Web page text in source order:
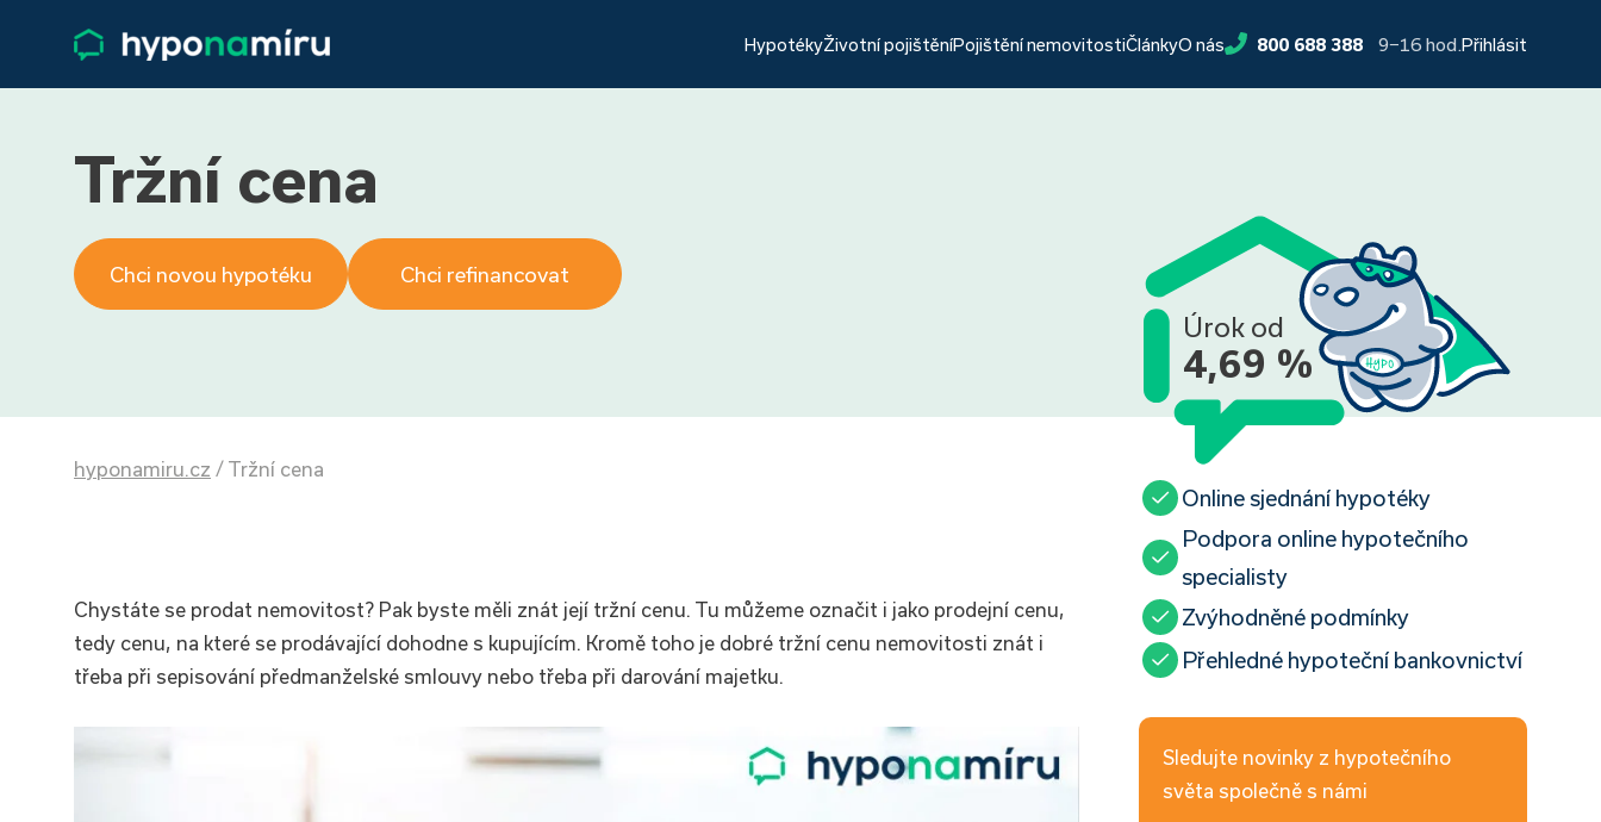
HypotékyŽivotní pojištěníPojištění nemovitostiČlánkyO nás 800 688 388 9−16 hod. Přihlásit
Tržní cena
Chci novou hypotéku Chci refinancovat
Úrok od
4,69 %
hyponamiru.cz / Tržní cena
Chystáte se prodat nemovitost? Pak byste měli znát její tržní cenu. Tu můžeme označit i jako prodejní cenu,
tedy cenu, na které se prodávající dohodne s kupujícím. Kromě toho je dobré tržní cenu nemovitosti znát i
třeba při sepisování předmanželské smlouvy nebo třeba při darování majetku.
Online sjednání hypotéky
Podpora online hypotečního
specialisty
Zvýhodněné podmínky
Přehledné hypoteční bankovnictví
Sledujte novinky z hypotečního
světa společně s námi